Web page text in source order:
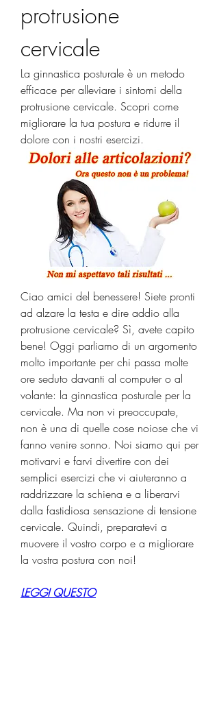
protrusione
cervicale
La ginnastica posturale è un metodo
efficace per alleviare i sintomi della
protrusione cervicale. Scopri come
migliorare la tua postura e ridurre il
dolore con i nostri esercizi.
Ciao amici del benessere! Siete pronti
ad alzare la testa e dire addio alla
protrusione cervicale? Sì, avete capito
bene! Oggi parliamo di un argomento
molto importante per chi passa molte
ore seduto davanti al computer o al
volante: la ginnastica posturale per la
cervicale. Ma non vi preoccupate,
non è una di quelle cose noiose che vi
fanno venire sonno. Noi siamo qui per
motivarvi e farvi divertire con dei
semplici esercizi che vi aiuteranno a
raddrizzare la schiena e a liberarvi
dalla fastidiosa sensazione di tensione
cervicale. Quindi, preparatevi a
muovere il vostro corpo e a migliorare
la vostra postura con noi!
LEGGI QUESTO